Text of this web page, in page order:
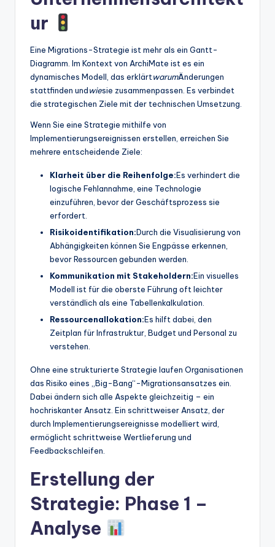
ur
Eine Migrations-Strategie ist mehr als ein Gantt-
Diagramm. Im Kontext von ArchiMate ist es ein
dynamisches Modell, das erklärtwarumÄnderungen
stattfinden undwiesie zusammenpassen. Es verbindet
die strategischen Ziele mit der technischen Umsetzung.
Wenn Sie eine Strategie mithilfe von
Implementierungsereignissen erstellen, erreichen Sie
mehrere entscheidende Ziele:
Klarheit über die Reihenfolge:Es verhindert die
logische Fehlannahme, eine Technologie
einzuführen, bevor der Geschäftsprozess sie
erfordert.
Risikoidentifikation:Durch die Visualisierung von
Abhängigkeiten können Sie Engpässe erkennen,
bevor Ressourcen gebunden werden.
Kommunikation mit Stakeholdern:Ein visuelles
Modell ist für die oberste Führung oft leichter
verständlich als eine Tabellenkalkulation.
Ressourcenallokation:Es hilft dabei, den
Zeitplan für Infrastruktur, Budget und Personal zu
verstehen.
Ohne eine strukturierte Strategie laufen Organisationen
das Risiko eines „Big-Bang“-Migrationsansatzes ein.
Dabei ändern sich alle Aspekte gleichzeitig – ein
hochriskanter Ansatz. Ein schrittweiser Ansatz, der
durch Implementierungsereignisse modelliert wird,
ermöglicht schrittweise Wertlieferung und
Feedbackschleifen.
Erstellung der
Strategie: Phase 1 –
Analyse